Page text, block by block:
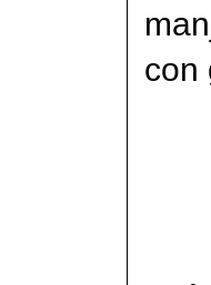
con